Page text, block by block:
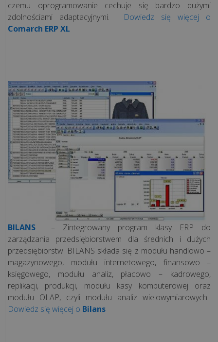
czemu oprogramowanie cechuje się bardzo dużymi
zdolnościami adaptacyjnymi.
Dowiedz się więcej o
Comarch ERP XL
BILANS
– Zintegrowany program klasy ERP do
zarządzania przedsiębiorstwem dla średnich i dużych
przedsiębiorstw. BILANS składa się z modułu handlowo –
magazynowego, modułu internetowego, finansowo –
księgowego, modułu analiz, płacowo – kadrowego,
replikacji, produkcji, modułu kasy komputerowej oraz
modułu OLAP, czyli modułu analiz wielowymiarowych.
Dowiedz się więcej o Bilans